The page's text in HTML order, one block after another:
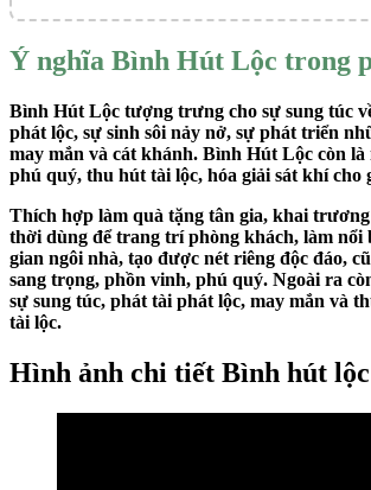
Ý nghĩa Bình Hút Lộc trong
Bình Hút Lộc tượng trưng cho sự sung túc
phát lộc, sự sinh sôi nảy nở, sự phát triển
may mắn và cát khánh. Bình Hút Lộc còn là
phú quý, thu hút tài lộc, hóa giải sát khí cho
Thích hợp làm quà tặng tân gia, khai
thời dùng để trang trí phòng khách, làm nổi
gian ngôi nhà, tạo được nét riêng độc đáo,
sang trọng, phồn vinh, phú quý. Ngoài ra
sự sung túc, phát tài phát lộc, may mắn và
tài lộc.
Hình ảnh chi tiết Bình hút lộc